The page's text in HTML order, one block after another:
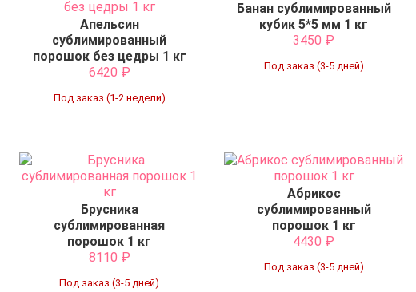
Апельсин
сублимированный
порошок без цедры 1 кг
6420 ₽
Под заказ (1-2 недели)
Банан сублимированный
кубик 5*5 мм 1 кг
3450 ₽
Под заказ (3-5 дней)
Брусника
сублимированная
порошок 1 кг
8110 ₽
Под заказ (3-5 дней)
Абрикос
сублимированный
порошок 1 кг
4430 ₽
Под заказ (3-5 дней)